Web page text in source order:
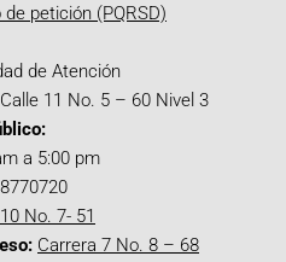
petición (PQRSD)
de Atención
11 No. 5 – 60 Nivel 3
a 5:00 pm
No. 7- 51
Carrera 7 No. 8 – 68